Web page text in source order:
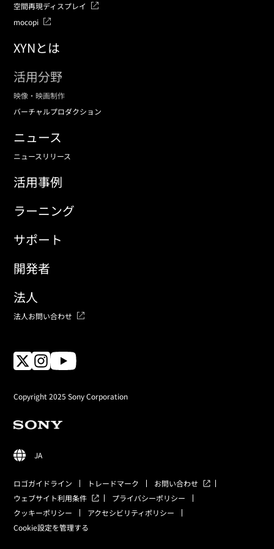
空間再現ディスプレイ
mocopi
XYNとは
活用分野
映像・映画制作
バーチャルプロダクション
ニュース
ニュースリリース
活用事例
ラーニング
サポート
開発者
法人
法人お問い合わせ
Copyright 2025 Sony Corporation
JA
ロゴガイドライン トレードマーク
お問い合わせ
ウェブサイト利用条件
プライバシーポリシー
クッキーポリシー
アクセシビリティポリシー
Cookie設定を管理する